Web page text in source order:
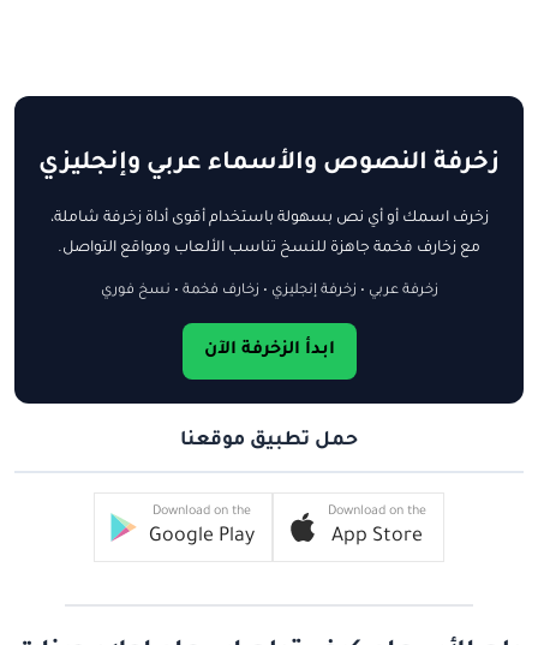
زخرفة النصوص والأسماء عربي وإنجليزي
زخرف اسمك أو أي نص بسهولة باستخدام أقوى أداة زخرفة شاملة،
مع زخارف فخمة جاهزة للنسخ تناسب الألعاب ومواقع التواصل.
زخرفة عربي • زخرفة إنجليزي • زخارف فخمة • نسخ فوري
ابدأ الزخرفة الآن
حمل تطبيق موقعنا
Download on the
App Store
Download on the
Google Play